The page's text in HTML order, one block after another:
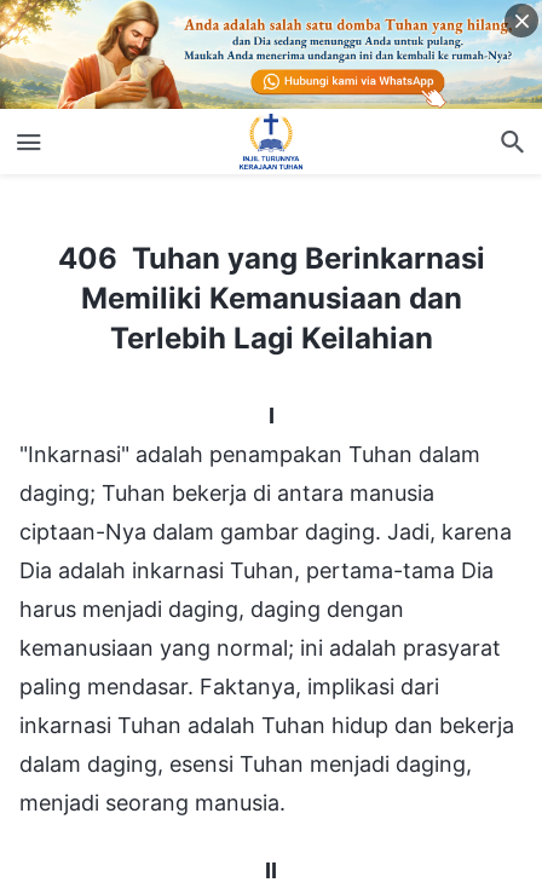
406 Tuhan yang Berinkarnasi
Memiliki Kemanusiaan dan
Terlebih Lagi Keilahian
I
"Inkarnasi" adalah penampakan Tuhan dalam
daging; Tuhan bekerja di antara manusia
ciptaan-Nya dalam gambar daging. Jadi, karena
Dia adalah inkarnasi Tuhan, pertama-tama Dia
harus menjadi daging, daging dengan
kemanusiaan yang normal; ini adalah prasyarat
paling mendasar. Faktanya, implikasi dari
inkarnasi Tuhan adalah Tuhan hidup dan bekerja
dalam daging, esensi Tuhan menjadi daging,
menjadi seorang manusia.
II